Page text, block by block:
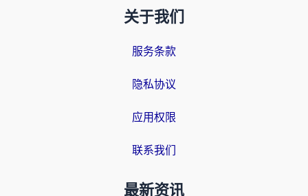
关于我们
服务条款
隐私协议
应用权限
联系我们
最新资讯